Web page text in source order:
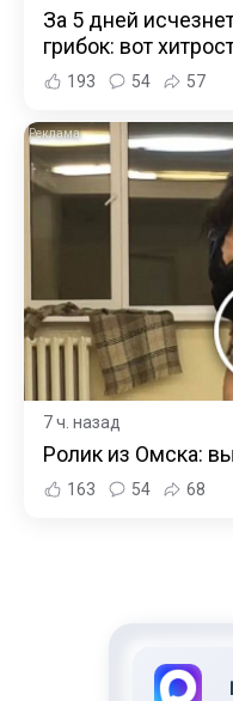
За 5 дней
грибок: вот
193 54 57
7 ч. назад
Ролик из Омска:
163 54 68